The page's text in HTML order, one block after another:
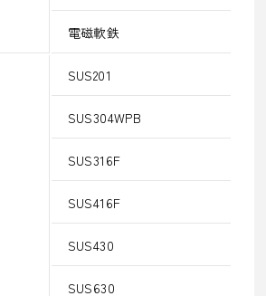
電磁軟鉄
SUS201
SUS304WPB
SUS316F
SUS416F
SUS430
SUS630